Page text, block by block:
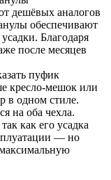
дешёвых аналогов
обеспечивают
Благодаря
после месяцев
пуфик
кресло-мешок или
в одном стиле.
на оба чехла.
как его усадка
— но